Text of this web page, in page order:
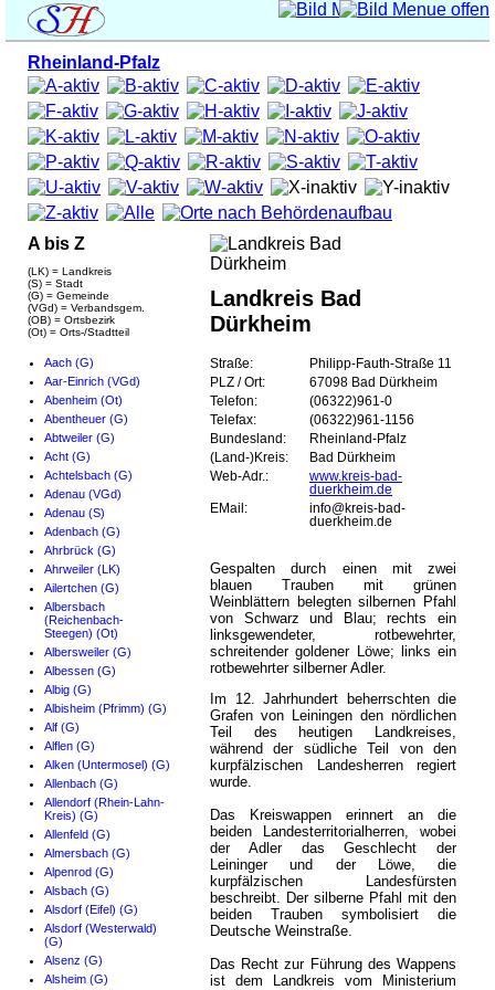
Rheinland-Pfalz
A bis Z
(LK) = Landkreis
(S) = Stadt
(G) = Gemeinde
(VGd) = Verbandsgem.
(OB) = Ortsbezirk
(Ot) = Orts-/Stadtteil
Aach (G)
Aar-Einrich (VGd)
Abenheim (Ot)
Abentheuer (G)
Abtweiler (G)
Acht (G)
Achtelsbach (G)
Adenau (VGd)
Adenau (S)
Adenbach (G)
Ahrbrück (G)
Ahrweiler (LK)
Ailertchen (G)
Albersbach
(Reichenbach-
Steegen) (Ot)
Albersweiler (G)
Albessen (G)
Albig (G)
Albisheim (Pfrimm) (G)
Alf (G)
Alflen (G)
Alken (Untermosel) (G)
Allenbach (G)
Allendorf (Rhein-Lahn-
Kreis) (G)
Allenfeld (G)
Almersbach (G)
Alpenrod (G)
Alsbach (G)
Alsdorf (Eifel) (G)
Alsdorf (Westerwald)
(G)
Alsenz (G)
Alsheim (G)
Landkreis Bad
Dürkheim
Straße:
Philipp-Fauth-Straße 11
PLZ / Ort:
67098 Bad Dürkheim
Telefon:
(06322)961-0
Telefax:
(06322)961-1156
Bundesland:
Rheinland-Pfalz
(Land-)Kreis:
Bad Dürkheim
Web-Adr.:
www.kreis-bad-
duerkheim.de
EMail:
info@kreis-bad-
duerkheim.de
Gespalten durch einen mit zwei
blauen Trauben mit grünen
Weinblättern belegten silbernen Pfahl
von Schwarz und Blau; rechts ein
linksgewendeter, rotbewehrter,
schreitender goldener Löwe; links ein
rotbewehrter silberner Adler.
Im 12. Jahrhundert beherrschten die
Grafen von Leiningen den nördlichen
Teil des heutigen Landkreises,
während der südliche Teil von den
kurpfälzischen Landesherren regiert
wurde.
Das Kreiswappen erinnert an die
beiden Landesterritorialherren, wobei
der Adler das Geschlecht der
Leininger und der Löwe, die
kurpfälzischen Landesfürsten
beschreibt. Der silberne Pfahl mit den
beiden Trauben symbolisiert die
Deutsche Weinstraße.
Das Recht zur Führung des Wappens
ist dem Landkreis vom Ministerium